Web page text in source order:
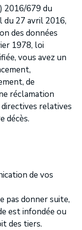
2016/679 du
du 27 avril 2016,
des données
1978, loi
vous avez un
de
réclamation
relatives
décès.
de vos
pas donner suite,
est infondée ou
des tiers.